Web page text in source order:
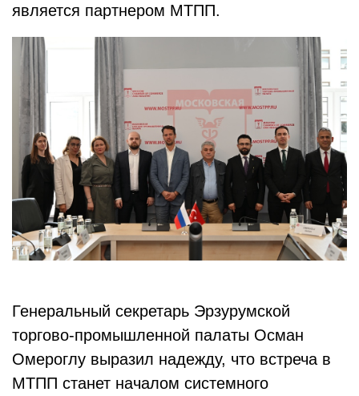
является партнером МТПП.
Генеральный секретарь Эрзурумской
торгово-промышленной палаты Осман
Омероглу выразил надежду, что встреча в
МТПП станет началом системного